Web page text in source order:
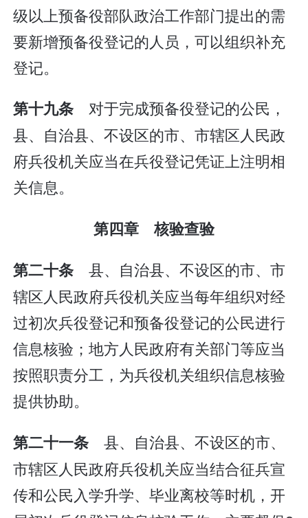
级以上预备役部队政治工作部门提出的需
要新增预备役登记的人员，可以组织补充
登记。
第十九条对于完成预备役登记的公民，
县、自治县、不设区的市、市辖区人民政
府兵役机关应当在兵役登记凭证上注明相
关信息。
第四章 核验查验
第二十条 县、自治县、不设区的市、市
辖区人民政府兵役机关应当每年组织对经
过初次兵役登记和预备役登记的公民进行
信息核验；地方人民政府有关部门等应当
按照职责分工，为兵役机关组织信息核验
提供协助。
第二十一条 县、自治县、不设区的市、
市辖区人民政府兵役机关应当结合征兵宣
传和公民入学升学、毕业离校等时机，开